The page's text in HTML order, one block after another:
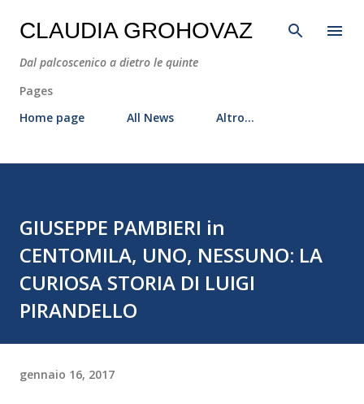
Passa ai contenuti principali
CLAUDIA GROHOVAZ
Dal palcoscenico a dietro le quinte
Pages
Home page
All News Altro…
GIUSEPPE PAMBIERI in
CENTOMILA, UNO, NESSUNO: LA
CURIOSA STORIA DI LUIGI
PIRANDELLO
gennaio 16, 2017